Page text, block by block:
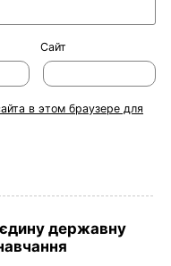
Сайт
в этом браузере для
єдину державну